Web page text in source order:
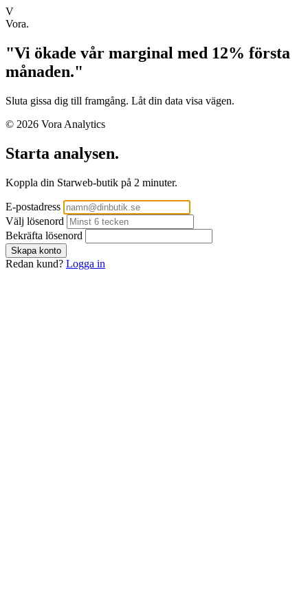
V
Vora.
"Vi ökade vår marginal med 12% första
månaden."
Sluta gissa dig till framgång. Låt din data visa vägen.
© 2026 Vora Analytics
Starta analysen.
Koppla din Starweb-butik på 2 minuter.
E-postadress
Välj lösenord
Bekräfta lösenord
Redan kund? Logga in